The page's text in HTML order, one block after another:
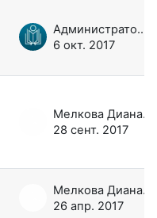
Администратор портала
6 окт. 2017
Мелкова Диана Андреевна
28 сент. 2017
Мелкова Диана Андреевна
26 апр. 2017